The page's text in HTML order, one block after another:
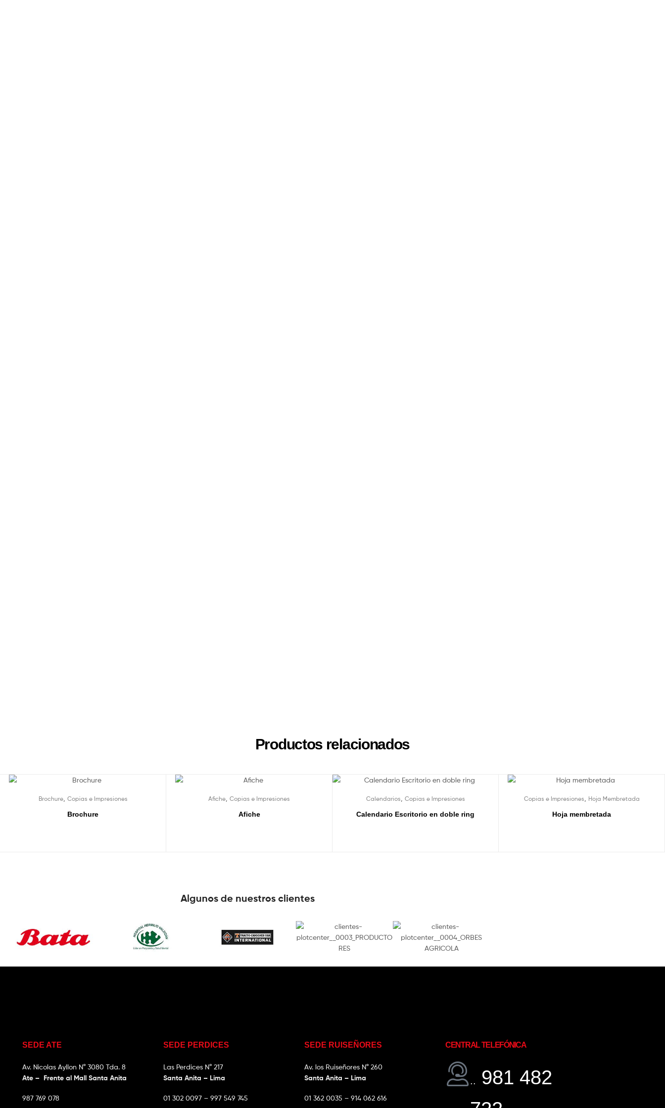
Productos relacionados
Brochure, Copias e Impresiones
Brochure
Afiche, Copias e Impresiones
Afiche
Calendarios, Copias e Impresiones
Calendario Escritorio en doble ring
Copias e Impresiones, Hoja Membretada
Hoja membretada
Algunos de nuestros clientes
SEDE ATE
Av. Nicolas Ayllon N° 3080 Tda. 8
Ate – Frente al Mall Santa Anita
987 769 078
SEDE PERDICES
Las Perdices N° 217
Santa Anita – Lima
01 302 0097 – 997 549 745
SEDE RUISEÑORES
Av. los Ruiseñores N° 260
Santa Anita – Lima
01 362 0035 – 914 062 616
CENTRAL TELEFÓNICA
..
981 482